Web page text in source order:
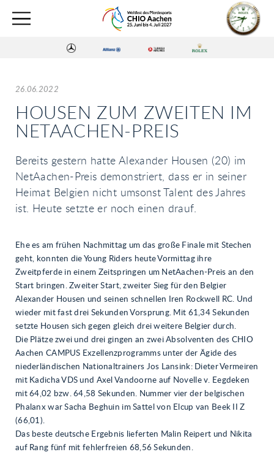
26.06.2022
HOUSEN ZUM ZWEITEN IM
NETAACHEN-PREIS
Bereits gestern hatte Alexander Housen (20) im
NetAachen-Preis demonstriert, dass er in seiner
Heimat Belgien nicht umsonst Talent des Jahres
ist. Heute setzte er noch einen drauf.
Ehe es am frühen Nachmittag um das große Finale mit Stechen
geht, konnten die Young Riders heute Vormittag ihre
Zweitpferde in einem Zeitspringen um NetAachen-Preis an den
Start bringen. Zweiter Start, zweiter Sieg für den Belgier
Alexander Housen und seinen schnellen Iren Rockwell RC. Und
wieder mit fast drei Sekunden Vorsprung. Mit 61,34 Sekunden
setzte Housen sich gegen gleich drei weitere Belgier durch.
Die Plätze zwei und drei gingen an zwei Absolventen des CHIO
Aachen CAMPUS Exzellenzprogramms unter der Ägide des
niederländischen Nationaltrainers Jos Lansink: Dieter Vermeiren
mit Kadicha VDS und Axel Vandoorne auf Novelle v. Eegdeken
mit 64,02 bzw. 64,58 Sekunden. Nummer vier der belgischen
Phalanx war Sacha Beghuin im Sattel von Elcup van Beek II Z
(66,01).
Das beste deutsche Ergebnis lieferten Malin Reipert und Nikita
auf Rang fünf mit fehlerfreien 68,56 Sekunden.